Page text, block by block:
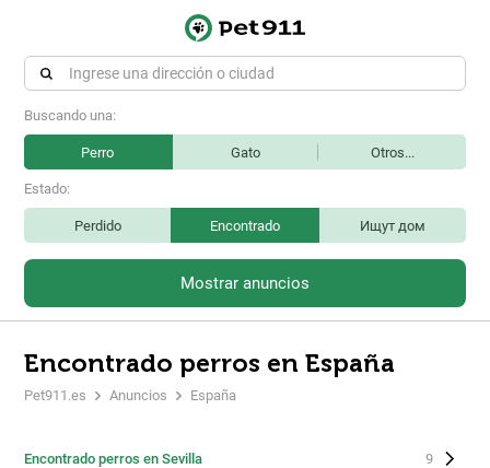
Buscando una:
Perro Gato Otros...
Estado:
Perdido Encontrado Ищут дом
Mostrar anuncios
Encontrado perros en España
Pet911.es Anuncios España
Encontrado perros en Sevilla 9